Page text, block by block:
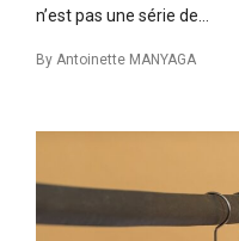
n’est pas une série de…
By Antoinette MANYAGA